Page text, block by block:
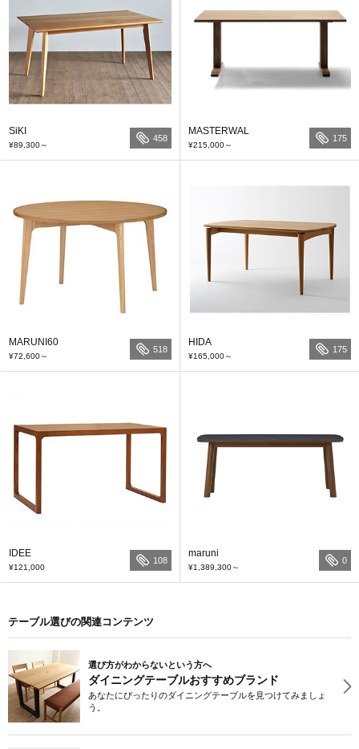
SiKI
¥89,300～
458
MASTERWAL
¥215,000～
175
MARUNI60
¥72,600～
518
HIDA
¥165,000～
175
IDEE
¥121,000
108
maruni
¥1,389,300～
0
テーブル選びの関連コンテンツ
選び方がわからないという方へ
ダイニングテーブルおすすめブランド
あなたにぴったりのダイニングテーブルを見つけてみましょ
う。